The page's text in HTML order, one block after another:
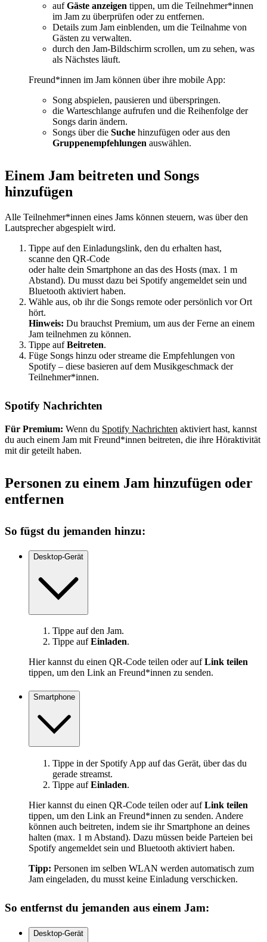
aufGäste anzeigen tippen, um die Teilnehmer*innen
im Jam zu überprüfen oder zu entfernen.
Details zum Jam einblenden, um die Teilnahme von
Gästen zu verwalten.
durch den Jam-Bildschirm scrollen, um zu sehen, was
als Nächstes läuft.
Freund*innen im Jam können über ihre mobile App:
Song abspielen, pausieren und überspringen.
die Warteschlange aufrufen und die Reihenfolge der
Songs darin ändern.
Songs über die Suche hinzufügen oder aus den
Gruppenempfehlungen auswählen.
Einem Jam beitreten und Songs
hinzufügen
Alle Teilnehmer*innen eines Jams können steuern, was über den
Lautsprecher abgespielt wird.
Tippe auf den Einladungslink, den du erhalten hast,
scanne den QR-Code
oder halte dein Smartphone an das des Hosts (max. 1 m
Abstand). Du musst dazu bei Spotify angemeldet sein und
Bluetooth aktiviert haben.
Wähle aus, ob ihr die Songs remote oder persönlich vor Ort
hört.
Hinweis: Du brauchst Premium, um aus der Ferne an einem
Jam teilnehmen zu können.
Tippe aufBeitreten.
Füge Songs hinzu oder streame die Empfehlungen von
Spotify – diese basieren auf dem Musikgeschmack der
Teilnehmer*innen.
Spotify Nachrichten
Für Premium: Wenn du Spotify Nachrichten aktiviert hast, kannst
du auch einem Jam mit Freund*innen beitreten, die ihre Höraktivität
mit dir geteilt haben.
Personen zu einem Jam hinzufügen oder
entfernen
So fügst du jemanden hinzu:
Desktop-Gerät
Tippe auf den Jam.
Tippe aufEinladen.
Hier kannst du einen QR-Code teilen oder aufLink teilen
tippen, um den Link an Freund*innen zu senden.
Smartphone
Tippe in der Spotify App auf das Gerät, über das du
gerade streamst.
Tippe aufEinladen.
Hier kannst du einen QR-Code teilen oder aufLink teilen
tippen, um den Link an Freund*innen zu senden. Andere
können auch beitreten, indem sie ihr Smartphone an deines
halten (max. 1 m Abstand). Dazu müssen beide Parteien bei
Spotify angemeldet sein und Bluetooth aktiviert haben.
Tipp: Personen im selben WLAN werden automatisch zum
Jam eingeladen, du musst keine Einladung verschicken.
So entfernst du jemanden aus einem Jam:
Desktop-Gerät